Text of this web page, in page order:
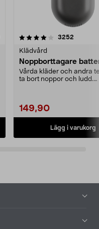
3252
Klädvård
Noppborttagare
Vårda kläder och andra
ta bort noppor och ludd.
149,90
Lägg i varukorg
4.5av 5 stjärnor